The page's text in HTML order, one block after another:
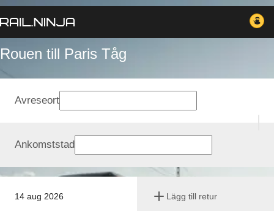
Rouen till Paris Tåg
14 aug 2026 Lägg till retur
Avreseort
Ankomststad